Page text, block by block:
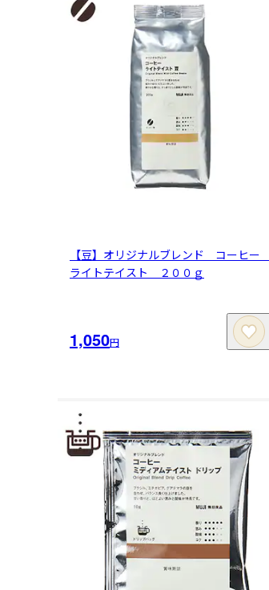
【豆】オリジナルブレンド コーヒー
ライトテイスト ２００ｇ
1,050円